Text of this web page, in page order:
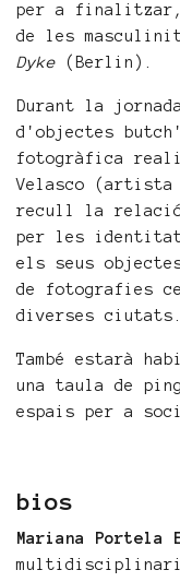
per a
de les
Dyke (Berlin).
Durant la
d'objectes
fotogràfica
Velasco (artista
recull la relació
per les
els seus
de fotografies
diverses ciutats.
També estarà
una taula de
espais per a
bios
Mariana Portela
multidisciplinari